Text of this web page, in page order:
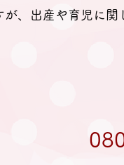
、出産や育児に関